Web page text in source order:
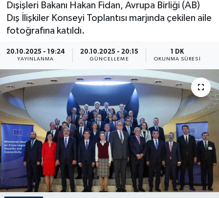
Dışişleri Bakanı Hakan Fidan, Avrupa Birliği (AB)
Dış İlişkiler Konseyi Toplantısı marjında çekilen aile
fotoğrafına katıldı.
20.10.2025 - 19:24
YAYINLANMA
20.10.2025 - 20:15
GÜNCELLEME
1 DK
OKUNMA SÜRESI
KÖŞE YAZILARI
KÜLTÜR-SANAT-MAGAZİN
MEDYA
ÖZEL HABER
RÖPORTAJLAR
SAĞLIK
SİYASET
GÜNCEL
Tüm Manşetler
Son Dakika Haberleri
Haber Arşivi